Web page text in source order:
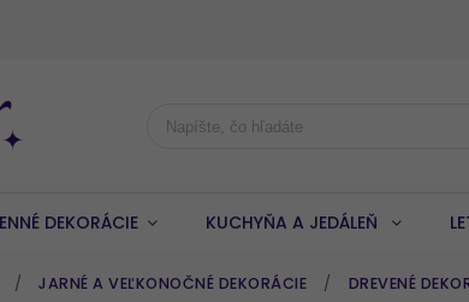
DEKORÁCIE KUCHYŇA A JEDÁLEŇ
/ JARNÉ A VEĽKONOČNÉ DEKORÁCIE / DREVENÉ